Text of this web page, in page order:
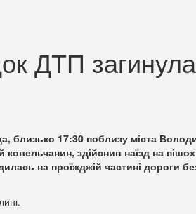
ДТП загинула
близько 17:30 поблизу міста
здійснив наїзд на
на проїжджій частині дороги